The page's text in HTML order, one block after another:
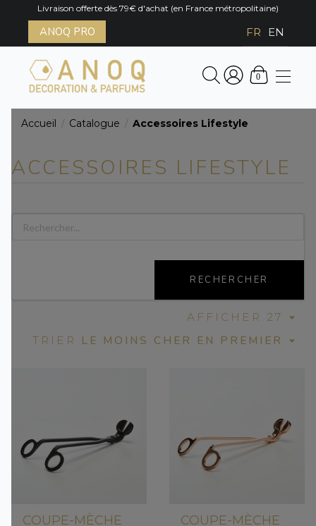
Livraison offerte dès 79€ d'achat (en France métropolitaine)
ANOQ PRO FR EN
0
Accueil / Catalogue / Accessoires Lifestyle
ACCESSOIRES LIFESTYLE
RECHERCHER
AFFICHER 27
TRIER
LE MOINS CHER EN PREMIER
COUPE-MÈCHE
COUPE-MÈCHE